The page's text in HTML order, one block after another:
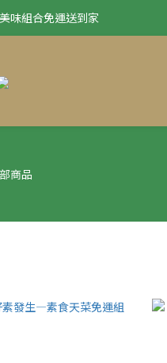
享本島免運
味組合免運送到家
商品